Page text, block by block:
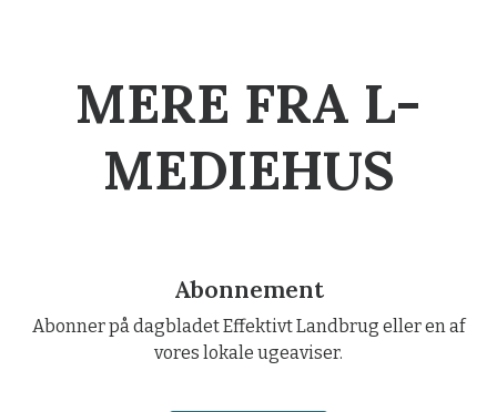
MERE FRA L-
MEDIEHUS
Abonnement
Abonner på dagbladet Effektivt Landbrug eller en af
vores lokale ugeaviser.